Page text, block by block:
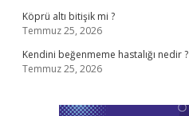
Köprü altı bitişik mi ?
Temmuz 25, 2026
Kendini beğenmeme hastalığı nedir ?
Temmuz 25, 2026